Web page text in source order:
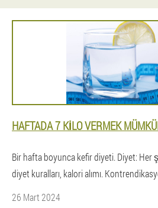
HAFTADA 7 KILO VERMEK
Bir hafta boyunca kefir diyeti. Diyet: Her
diyet kuralları, kalori alımı.
26 Mart 2024